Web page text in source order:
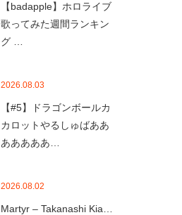
【badapple】ホロライブ
歌ってみた週間ランキン
グ …
2026.08.03
【#5】ドラゴンボールカ
カロットやるしゅばああ
あああああ…
2026.08.02
Martyr – Takanashi Kia…